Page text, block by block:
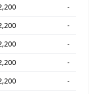
-
-
-
-
-